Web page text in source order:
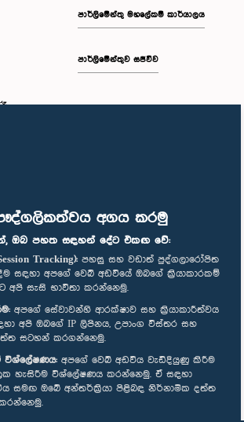
අගය කරමු
ඔබ පහත සඳහන් දේට එකඟ වේ:
Tracking): පහසු සහ වඩාත් පුද්ගලාරෝපිත
සඳහා අපගේ වෙබ් අඩවියේ ඔබගේ ක්‍රියාකාරකම්
අපි සැසි භාවිතා කරන්නෙමු.
අපගේ සේවාවන්හි ආරක්ෂාව සහ ක්‍රියාකාරීත්වය
අපි ඔබගේ IP ලිපිනය, උපාංග විස්තර සහ
සටහන් කරගන්නෙමු.
විශ්ලේෂණය: අපගේ වෙබ් අඩවිය වැඩිදියුණු කිරීම
හැසිරීම විශ්ලේෂණය කරන්නෙමු. ඒ සඳහා
සමඟ ඔබේ අන්තර්ක්‍රියා පිළිබඳ නිර්නාමික දත්ත
පාර්ලිමේන්තු මහලේකම් කාර්යාලය
පාර්ලිමේන්තුව සජීවීව
: